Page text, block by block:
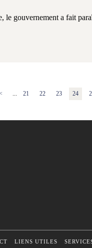
le gouvernement a fait
... 21 22 23 24
LIENS UTILES